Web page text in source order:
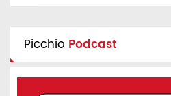
Picchio Podcast